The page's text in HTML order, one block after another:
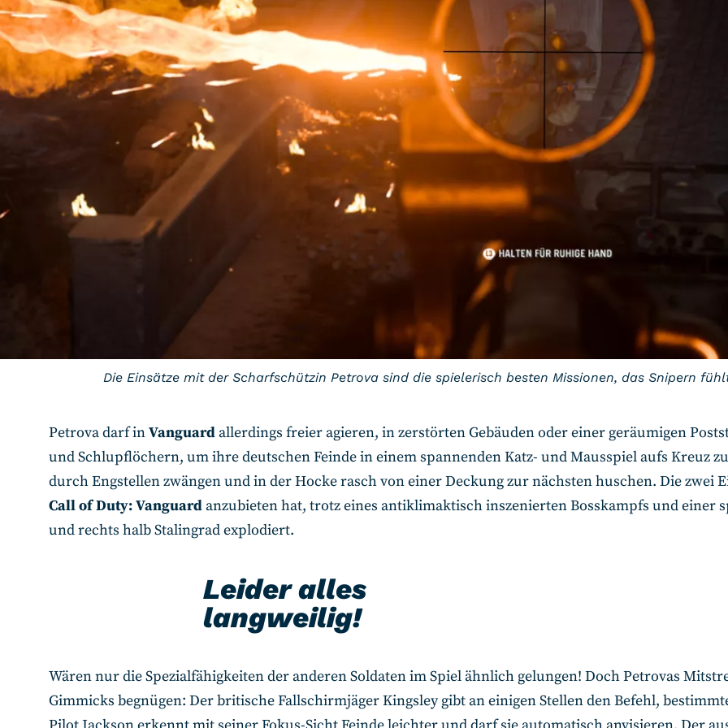
Die Einsätze mit der Scharfschützin Petrova sind die spielerisch besten Missionen, das Snipern
Petrova darf inVanguardallerdings freier agieren, in zerstörten Gebäuden oder einer geräumigen
und Schlupflöchern, um ihre deutschen Feinde in einem spannenden Katz- und Mausspiel aufs Kreuz
durch Engstellen zwängen und in der Hocke rasch von einer Deckung zur nächsten huschen. Die zwei
Call of Duty: Vanguardanzubieten hat, trotz eines antiklimaktisch inszenierten Bosskampfs und einer
und rechts halb Stalingrad explodiert.
Leider alles
langweilig!
Wären nur die Spezialfähigkeiten der anderen Soldaten im Spiel ähnlich gelungen! Doch Petrovas
Gimmicks begnügen: Der britische Fallschirmjäger Kingsley gibt an einigen Stellen den Befehl,